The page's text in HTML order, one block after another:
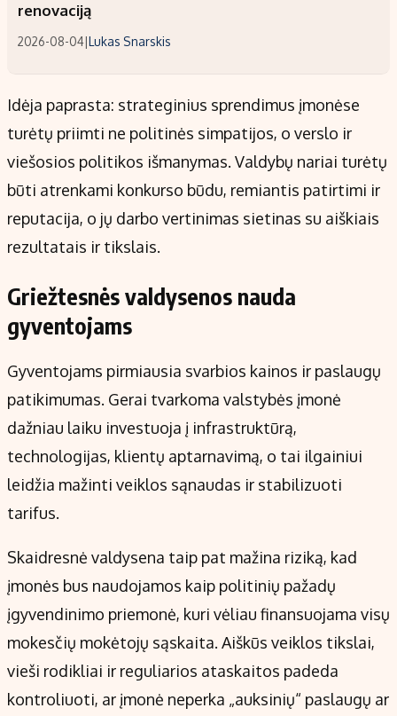
renovaciją
2026-08-04|Lukas Snarskis
Idėja paprasta: strateginius sprendimus įmonėse
turėtų priimti ne politinės simpatijos, o verslo ir
viešosios politikos išmanymas. Valdybų nariai turėtų
būti atrenkami konkurso būdu, remiantis patirtimi ir
reputacija, o jų darbo vertinimas sietinas su aiškiais
rezultatais ir tikslais.
Griežtesnės valdysenos nauda
gyventojams
Gyventojams pirmiausia svarbios kainos ir paslaugų
patikimumas. Gerai tvarkoma valstybės įmonė
dažniau laiku investuoja į infrastruktūrą,
technologijas, klientų aptarnavimą, o tai ilgainiui
leidžia mažinti veiklos sąnaudas ir stabilizuoti
tarifus.
Skaidresnė valdysena taip pat mažina riziką, kad
įmonės bus naudojamos kaip politinių pažadų
įgyvendinimo priemonė, kuri vėliau finansuojama visų
mokesčių mokėtojų sąskaita. Aiškūs veiklos tikslai,
vieši rodikliai ir reguliarios ataskaitos padeda
kontroliuoti, ar įmonė neperka „auksinių“ paslaugų ar